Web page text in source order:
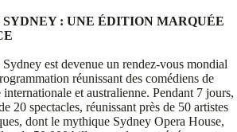
SYDNEY : UNE ÉDITION MARQUÉE
est devenue un rendez-vous mondial
réunissant des comédiens de
internationale et australienne. Pendant 7 jours,
20 spectacles, réunissant près de 50 artistes
dont le mythique Sydney Opera House,